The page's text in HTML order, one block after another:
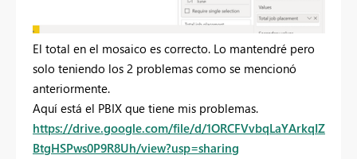
El total en el mosaico es correcto. Lo mantendré pero
solo teniendo los 2 problemas como se mencionó
anteriormente.
Aquí está el PBIX que tiene mis problemas.
https://drive.google.com/file/d/1ORCFVvbqLaYArkqIZ
BtgHSPws0P9R8Uh/view?usp=sharing